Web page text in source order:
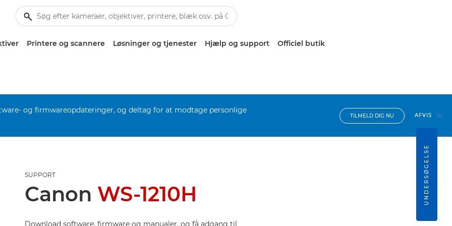
Printere og scannere Løsninger og tjenester Hjælp og support Officiel butik
og firmwareopdateringer, og deltag for at modtage personlige
TILMELD DIG NU AFVIS
SUPPORT
Canon WS-1210H
Download software, firmware og manualer, og få adgang til
UNDERSØGELSE